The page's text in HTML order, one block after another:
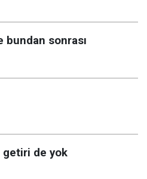
sonrası
getiri de yok